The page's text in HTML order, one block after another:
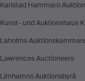
Karlstad Hammarö
Kunst- und Auktionshaus
Laholms
Lawrences Auctioneers
Limhamns Auktionsbyrå